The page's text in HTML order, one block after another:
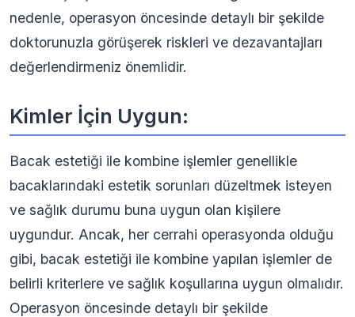
nedenle, operasyon öncesinde detaylı bir şekilde
doktorunuzla görüşerek riskleri ve dezavantajları
değerlendirmeniz önemlidir.
Kimler İçin Uygun:
Bacak estetiği ile kombine işlemler genellikle
bacaklarındaki estetik sorunları düzeltmek isteyen
ve sağlık durumu buna uygun olan kişilere
uygundur. Ancak, her cerrahi operasyonda olduğu
gibi, bacak estetiği ile kombine yapılan işlemler de
belirli kriterlere ve sağlık koşullarına uygun olmalıdır.
Operasyon öncesinde detaylı bir şekilde